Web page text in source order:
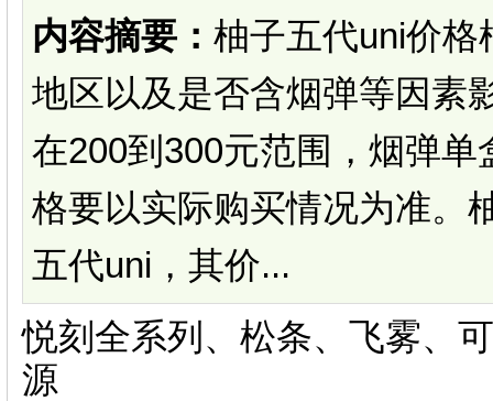
内容摘要： 柚子五代uni价格
地区以及是否含烟弹等因素
在200到300元范围，烟弹
格要以实际购买情况为准。
五代uni，其价...
悦刻全系列、松条、飞雾、
源